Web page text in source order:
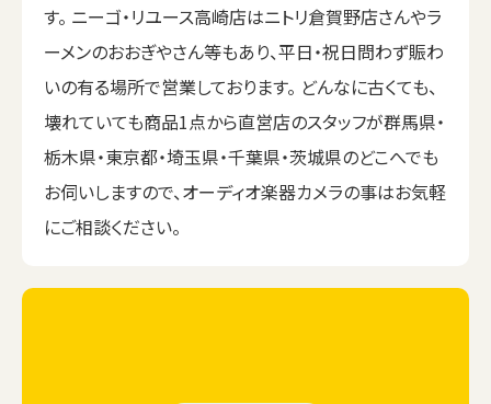
す。 ニーゴ・リユース高崎店はニトリ倉賀野店さんやラ
ーメンのおおぎやさん等もあり、平日・祝日問わず賑わ
いの有る場所で営業しております。 どんなに古くても、
壊れていても商品1点から直営店のスタッフが群馬県・
栃木県・東京都・埼玉県・千葉県・茨城県のどこへでも
お伺いしますので、オーディオ楽器カメラの事はお気軽
にご相談ください。